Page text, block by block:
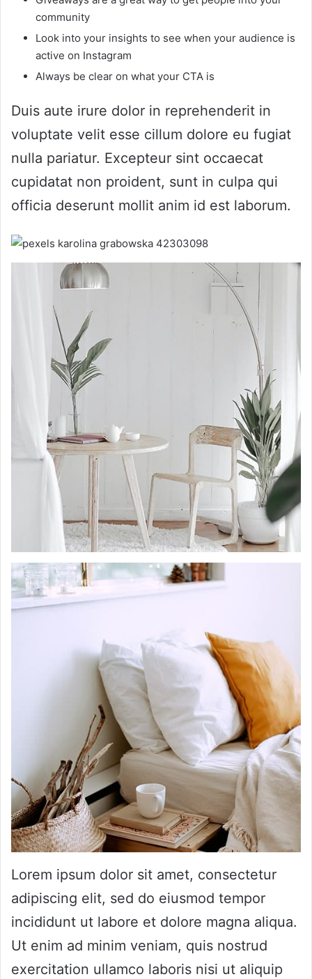
community
Look into your insights to see when your audience is
active on Instagram
Always be clear on what your CTA is
Duis aute irure dolor in reprehenderit in
voluptate velit esse cillum dolore eu fugiat
nulla pariatur. Excepteur sint occaecat
cupidatat non proident, sunt in culpa qui
officia deserunt mollit anim id est laborum.
Lorem ipsum dolor sit amet, consectetur
adipiscing elit, sed do eiusmod tempor
incididunt ut labore et dolore magna aliqua.
Ut enim ad minim veniam, quis nostrud
exercitation ullamco laboris nisi ut aliquip